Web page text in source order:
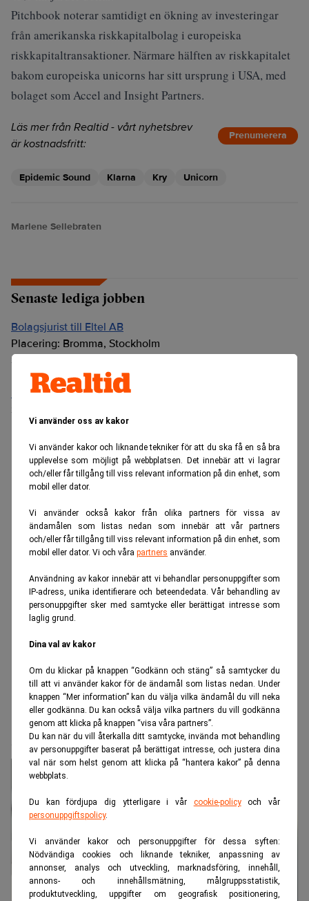
Vi använder oss av kakor
Vi använder kakor och liknande tekniker för att du ska få en så bra
upplevelse som möjligt på webbplatsen. Det innebär att vi lagrar
och/eller får tillgång till viss relevant information på din enhet, som
mobil eller dator.
Vi använder också kakor från olika partners för vissa av
ändamålen som listas nedan som innebär att vår partners
och/eller får tillgång till viss relevant information på din enhet, som
mobil eller dator. Vi och våra partners använder.
Användning av kakor innebär att vi behandlar personuppgifter som
IP-adress, unika identifierare och beteendedata. Vår behandling av
personuppgifter sker med samtycke eller berättigat intresse som
laglig grund.
Dina val av kakor
Om du klickar på knappen “Godkänn och stäng” så samtycker du
till att vi använder kakor för de ändamål som listas nedan. Under
knappen “Mer information” kan du välja vilka ändamål du vill neka
eller godkänna. Du kan också välja vilka partners du vill godkänna
genom att klicka på knappen “visa våra partners”.
Du kan när du vill återkalla ditt samtycke, invända mot behandling
av personuppgifter baserat på berättigat intresse, och justera dina
val när som helst genom att klicka på “hantera kakor” på denna
webbplats.
Du kan fördjupa dig ytterligare i vår cookie-policyoch vår
personuppgiftspolicy.
Vi använder kakor och personuppgifter för dessa syften:
Nödvändiga cookies och liknande tekniker, anpassning av
annonser, analys och utveckling, marknadsföring, innehåll,
annons- och innehållsmätning, målgruppsstatistik,
produktutveckling, uppgifter om geografisk positionering,
Pitchbook noterar samtidigt en ökning av investeringar
från amerikanska riskkapitalbolag i europeiska
riskkapitaltransaktioner. Närmare hälften av riskkapitalet
bakom europeiska unicorns har sitt ursprung i USA, med
bolaget som Accel and Insight Partners.
Läs mer från Realtid - vårt nyhetsbrev
är kostnadsfritt:
Prenumerera
Epidemic Sound Klarna Kry Unicorn
Marlene Sellebraten
Senaste lediga jobben
Bolagsjurist till Eltel AB
Placering: Bromma, Stockholm
Sista ansökningsdag:
Medarbetare inom Intern styrning och kontroll till Alecta
Sista ansökningsdag:
ANNONS
Realtid.se Börs & finans
Svenskarna slår rekord i fondsparande